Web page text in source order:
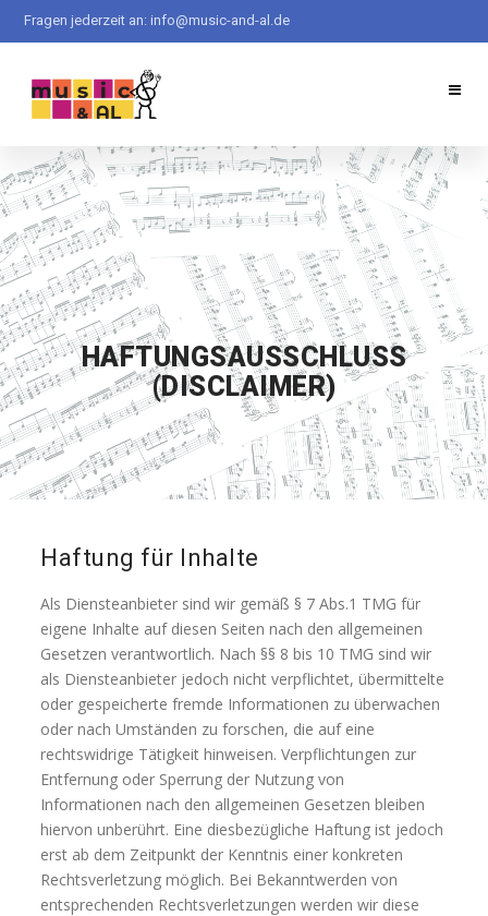
Direkt
zum
Fragen jederzeit an:info@music-and-al.de
HAFTUNGSAUSSCHLUSS
(DISCLAIMER)
Haftung für Inhalte
Als Diensteanbieter sind wir gemäß § 7 Abs.1 TMG für
eigene Inhalte auf diesen Seiten nach den allgemeinen
Gesetzen verantwortlich. Nach §§ 8 bis 10 TMG sind wir
als Diensteanbieter jedoch nicht verpflichtet, übermittelte
oder gespeicherte fremde Informationen zu überwachen
oder nach Umständen zu forschen, die auf eine
rechtswidrige Tätigkeit hinweisen. Verpflichtungen zur
Entfernung oder Sperrung der Nutzung von
Informationen nach den allgemeinen Gesetzen bleiben
hiervon unberührt. Eine diesbezügliche Haftung ist jedoch
erst ab dem Zeitpunkt der Kenntnis einer konkreten
Rechtsverletzung möglich. Bei Bekanntwerden von
entsprechenden Rechtsverletzungen werden wir diese